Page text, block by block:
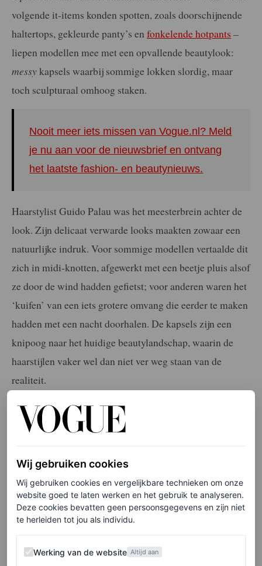
volgende it-items konden spotten, zoals doorschijnende
haltertops, gekleurde panty’s en fonkelende hotpants –
liepen modellen mee met een opvallende beautylook:
messykapsels waarbij sommige lokken slordig, maar
toch sculpturaal omhoog staken.
Nooit meer iets missen van Vogue.nl? Meld
je nu aan voor de nieuwsbrief en ontvang
het laatste fashion- en beautynieuws.
Haarstylist Guido Palau was het meesterbrein achter de
look. Zijn delicaat verwarde looks maakten zowaar een
natuurlijke indruk. Voor sommige modellen vertaalde dit
zich in midi-knotten, afgewerkt met een beetje pluis alsof
ze door de wind hadden gefietst; voor anderen waren het
‘kuifen’ van een iets grotere omvang die eerder te maken
hadden met een nacht doorhalen. De kapsels zijn een
knipoog naar het huidige beautylandschap, waarin de
haarstijlen vaker wel dan niet ver weg staan van de
realiteit.
De boodschap van Miu Miu? Vergeet vooral om je haar
te borstelen ’s ochtends – alles is kunst als je er gewoon
voor gaat.
Wij gebruiken cookies
Wij gebruiken cookies en vergelijkbare technieken om onze
website goed te laten werken en het gebruik te analyseren.
Deze cookies bevatten geen persoonsgegevens en zijn niet
te herleiden tot jou als individu.
Werking van de website
Werking van de website Altijd aan